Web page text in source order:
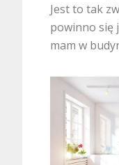
Jest to tak
powinno się
mam w